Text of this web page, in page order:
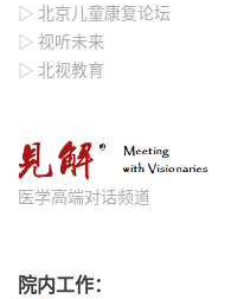
▷ 北京儿童康复论坛
▷ 视听未来
▷ 北视教育
医学高端对话频道
院内工作：